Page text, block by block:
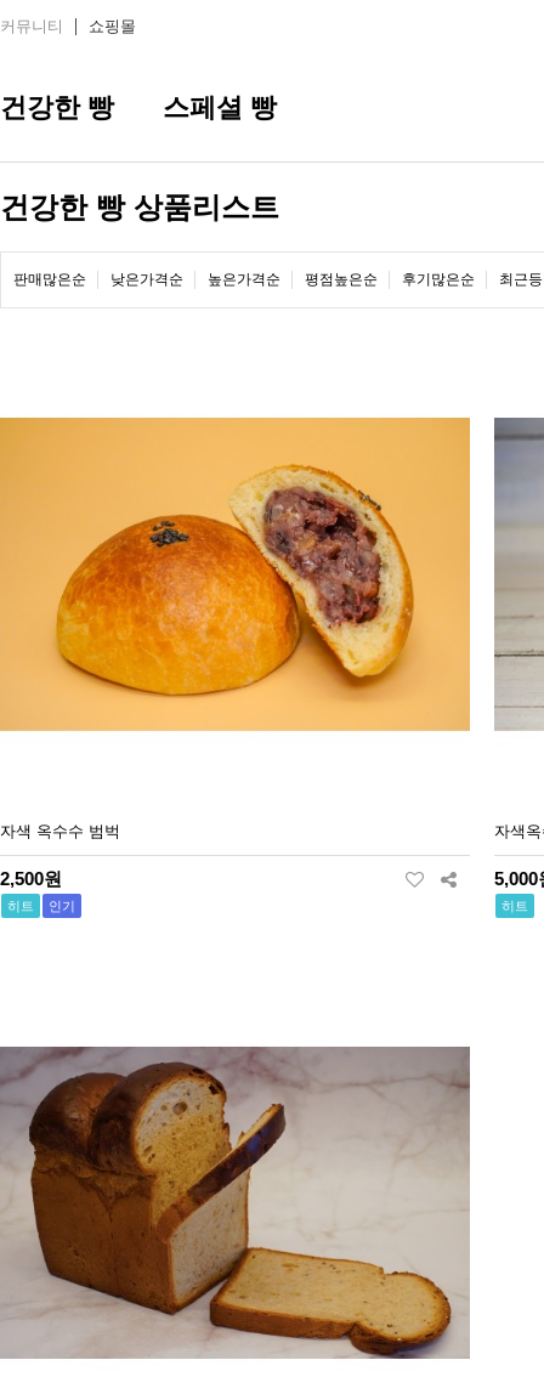
커뮤니티 쇼핑몰
건강한 빵 스페셜 빵
건강한 빵 상품리스트
판매많은순 낮은가격순 높은가격순 평점높은순 후기많은순 최근
자색 옥수수 범벅
2,500원
히트 인기
자색
5,000
히트